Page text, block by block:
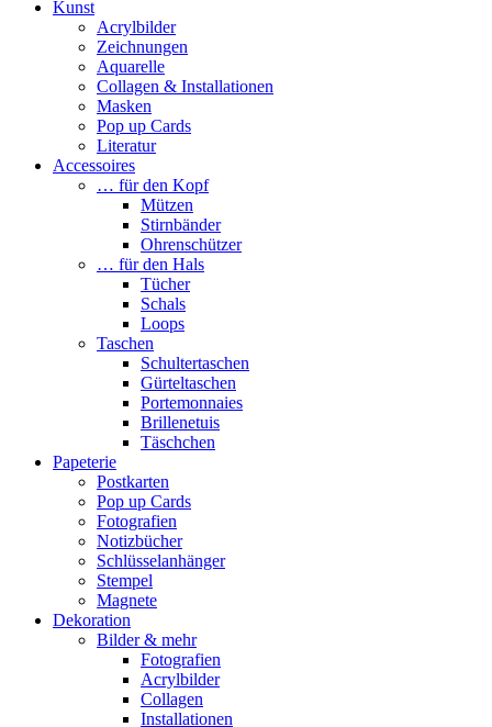
Kunst
Acrylbilder
Zeichnungen
Aquarelle
Collagen & Installationen
Masken
Pop up Cards
Literatur
Accessoires
… für den Kopf
Mützen
Stirnbänder
Ohrenschützer
… für den Hals
Tücher
Schals
Loops
Taschen
Schultertaschen
Gürteltaschen
Portemonnaies
Brillenetuis
Täschchen
Papeterie
Postkarten
Pop up Cards
Fotografien
Notizbücher
Schlüsselanhänger
Stempel
Magnete
Dekoration
Bilder & mehr
Fotografien
Acrylbilder
Collagen
Installationen